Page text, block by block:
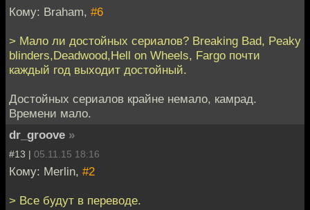
Кому: Braham, #6
> Мало ли достойных сериалов? Breaking Bad, Peaky
blinders,Deadwood,Hell on Wheels, Fargo почти
каждый год выходит достойный.
Достойных сериалов крайне немало, камрад.
Времени мало.
dr_groove »
#13 | 05.11.15 18:16
Кому: Merlin, #2
> Все будут в переводе.